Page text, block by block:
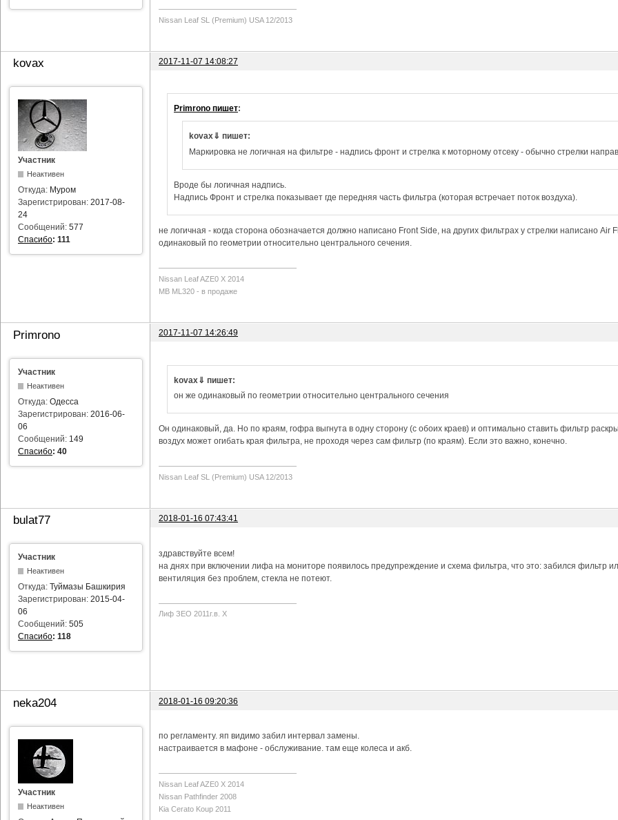
Nissan Leaf SL (Premium) USA 12/2013
kovax 2017-11-07 14:08:27
Участник
Неактивен
Откуда: Муром
Зарегистрирован: 2017-08-
24
Сообщений: 577
Спасибо: 111
Primrono пишет:
kovax⇓ пишет:
Маркировка не логичная на фильтре - надпись фронт и стрелка к моторному отсеку - обычно стрелки
Вроде бы логичная надпись.
Надпись Фронт и стрелка показывает где передняя часть фильтра (которая встречает поток воздуха).
не логичная - когда сторона обозначается должно написано Front Side, на других фильтрах у стрелки написано
одинаковый по геометрии относительно центрального сечения.
Nissan Leaf AZE0 X 2014
MB ML320 - в продаже
Primrono 2017-11-07 14:26:49
Участник
Неактивен
Откуда: Одесса
Зарегистрирован: 2016-06-
06
Сообщений: 149
Спасибо: 40
kovax⇓ пишет:
он же одинаковый по геометрии относительно центрального сечения
Он одинаковый, да. Но по краям, гофра выгнута в одну сторону (с обоих краев) и оптимально ставить фильтр
воздух может огибать края фильтра, не проходя через сам фильтр (по краям). Если это важно, конечно.
Nissan Leaf SL (Premium) USA 12/2013
bulat77 2018-01-16 07:43:41
Участник
Неактивен
Откуда: Туймазы Башкирия
Зарегистрирован: 2015-04-
06
Сообщений: 505
Спасибо: 118
здравствуйте всем!
на днях при включении лифа на мониторе появилось предупреждение и схема фильтра, что это: забился фильтр
вентиляция без проблем, стекла не потеют.
Лиф ЗЕО 2011г.в. Х
neka204 2018-01-16 09:20:36
Участник
Неактивен
по регламенту. яп видимо забил интервал замены.
настраивается в мафоне - обслуживание. там еще колеса и акб.
Nissan Leaf AZE0 X 2014
Nissan Pathfinder 2008
Kia Cerato Koup 2011